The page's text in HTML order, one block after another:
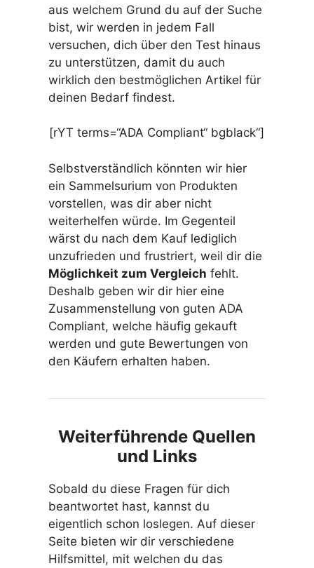
aus welchem Grund du auf der Suche
bist, wir werden in jedem Fall
versuchen, dich über den Test hinaus
zu unterstützen, damit du auch
wirklich den bestmöglichen Artikel für
deinen Bedarf findest.
[rYT terms=“ADA Compliant“ bgblack“]
Selbstverständlich könnten wir hier
ein Sammelsurium von Produkten
vorstellen, was dir aber nicht
weiterhelfen würde. Im Gegenteil
wärst du nach dem Kauf lediglich
unzufrieden und frustriert, weil dir die
Möglichkeit zum Vergleich fehlt.
Deshalb geben wir dir hier eine
Zusammenstellung von guten ADA
Compliant, welche häufig gekauft
werden und gute Bewertungen von
den Käufern erhalten haben.
Weiterführende Quellen
und Links
Sobald du diese Fragen für dich
beantwortet hast, kannst du
eigentlich schon loslegen. Auf dieser
Seite bieten wir dir verschiedene
Hilfsmittel, mit welchen du das